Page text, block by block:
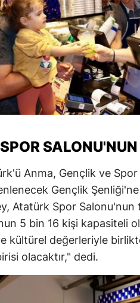
Anma, Gençlik ve
Gençlik
Atatürk Spor Salonu'nun
5 bin 16 kişi kapasiteli
kültürel değerleriyle
olacaktır," dedi.